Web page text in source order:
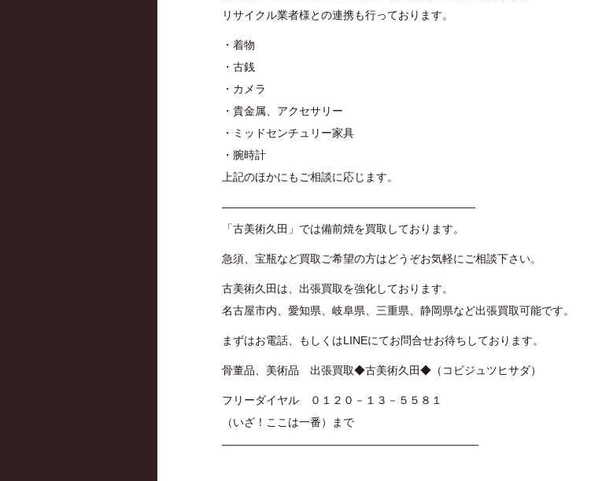
リサイクル業者様との連携も行っております。
・着物
・古銭
・カメラ
・貴金属、アクセサリー
・ミッドセンチュリー家具
・腕時計
上記のほかにもご相談に応じます。
———————————————————————
「古美術久田」では備前焼を買取しております。
急須、宝瓶など買取ご希望の方はどうぞお気軽にご相談下さい。
古美術久田は、出張買取を強化しております。
名古屋市内、愛知県、岐阜県、三重県、静岡県など出張買取可能です。
まずはお電話、もしくはLINEにてお問合せお待ちしております。
骨董品、美術品 出張買取◆古美術久田◆（コビジュツヒサダ）
フリーダイヤル ０１２０－１３－５５８１
（いざ！ここは一番）まで
———————————————————————-